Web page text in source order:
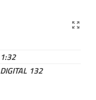
1:32
DIGITAL 132